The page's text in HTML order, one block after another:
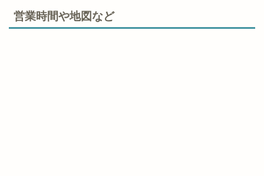
営業時間や地図など